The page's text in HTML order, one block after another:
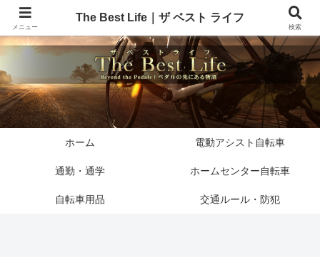
ホーム 電動アシスト自転車
通勤・通学 ホームセンター自転車
自転車用品 交通ルール・防犯
メニュー
The Best Life｜ザ ベスト ライフ
検索